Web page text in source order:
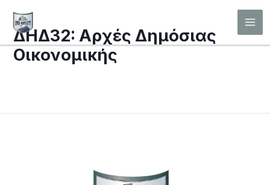
περιεχόμενο
ΔΗΔ32: Αρχές Δημόσιας
Οικονομικής